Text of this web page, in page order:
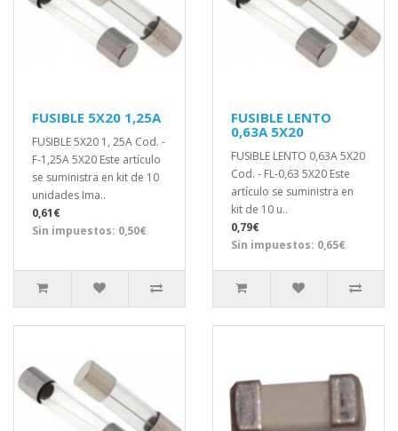
FUSIBLE 5X20 1,25A
FUSIBLE 5X20 1, 25A Cod. -
F-1,25A 5X20 Este artículo
se suministra en kit de 10
unidades Ima..
0,61€
Sin impuestos: 0,50€
FUSIBLE LENTO
0,63A 5X20
FUSIBLE LENTO 0,63A 5X20
Cod. - FL-0,63 5X20 Este
artículo se suministra en
kit de 10 u..
0,79€
Sin impuestos: 0,65€